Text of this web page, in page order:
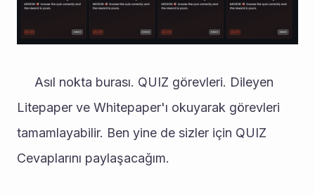
Litepaper ve Whitepaper'ı okuyarak görevleri
tamamlayabilir. Ben yine de sizler için QUIZ
Cevaplarını paylaşacağım.